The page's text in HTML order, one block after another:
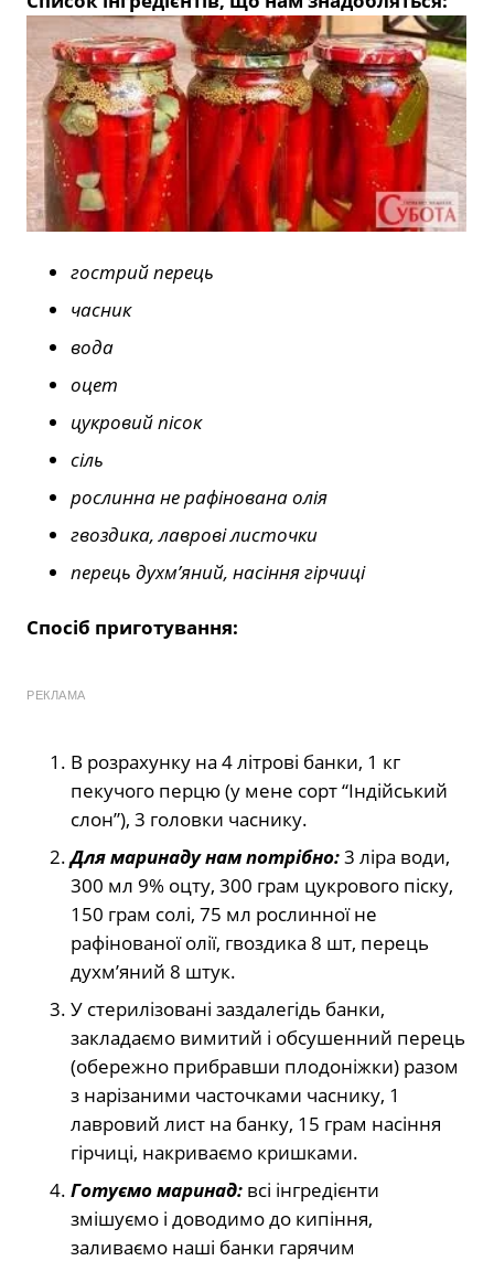
гострий перець
часник
вода
оцет
цукровий пісок
сіль
рослинна не рафінована олія
гвоздика, лаврові листочки
перець духм’яний, насіння гірчиці
Спосіб приготування:
РЕКЛАМА
В розрахунку на 4 літрові банки, 1 кг
пекучого перцю (у мене сорт “Індійський
слон”), 3 головки часнику.
Для маринаду нам потрібно:3 ліра води,
300 мл 9% оцту, 300 грам цукрового піску,
150 грам солі, 75 мл рослинної не
рафінованої олії, гвоздика 8 шт, перець
духм’яний 8 штук.
У стерилізовані заздалегідь банки,
закладаємо вимитий і обсушенний перець
(обережно прибравши плодоніжки) разом
з нарізаними часточками часнику, 1
лавровий лист на банку, 15 грам насіння
гірчиці, накриваємо кришками.
Готуємо маринад: всі інгредієнти
змішуємо і доводимо до кипіння,
заливаємо наші банки гарячим